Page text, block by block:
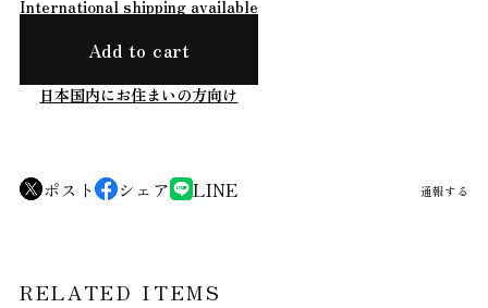
International shipping available
Add to cart
日本国内にお住まいの方向け
ポスト シェア LINE 通報する
RELATED ITEMS